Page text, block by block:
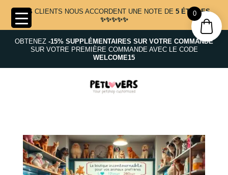
NOS CLIENTS NOUS ACCORDENT UNE NOTE DE5 ÉTOILES
✨✨✨✨✨
OBTENEZ -15% SUPPLÉMENTAIRES SUR VOTRE COMMANDE
SUR VOTRE PREMIÈRE COMMANDE AVEC LE CODE
WELCOME15
0